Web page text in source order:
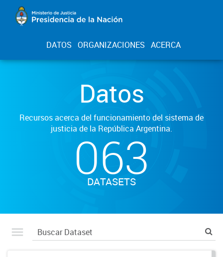
DATOS ORGANIZACIONES ACERCA
Datos
Recursos acerca del funcionamiento del sistema de
justicia de la República Argentina.
063
DATASETS